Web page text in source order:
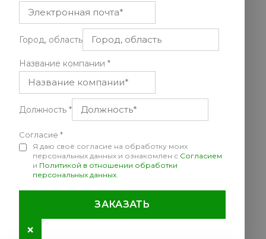
Город, область
Название компании *
Должность *
Согласие *
Я даю своё согласие на обработку моих
персональных данных и ознакомлен с Согласием
и Политикой в отношении обработки
персональных данных
ЗАКАЗАТЬ
×